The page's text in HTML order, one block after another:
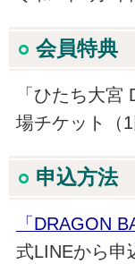
会員特典
「ひたち大宮
場チケット（
申込方法
「DRAGON
式LINEから申